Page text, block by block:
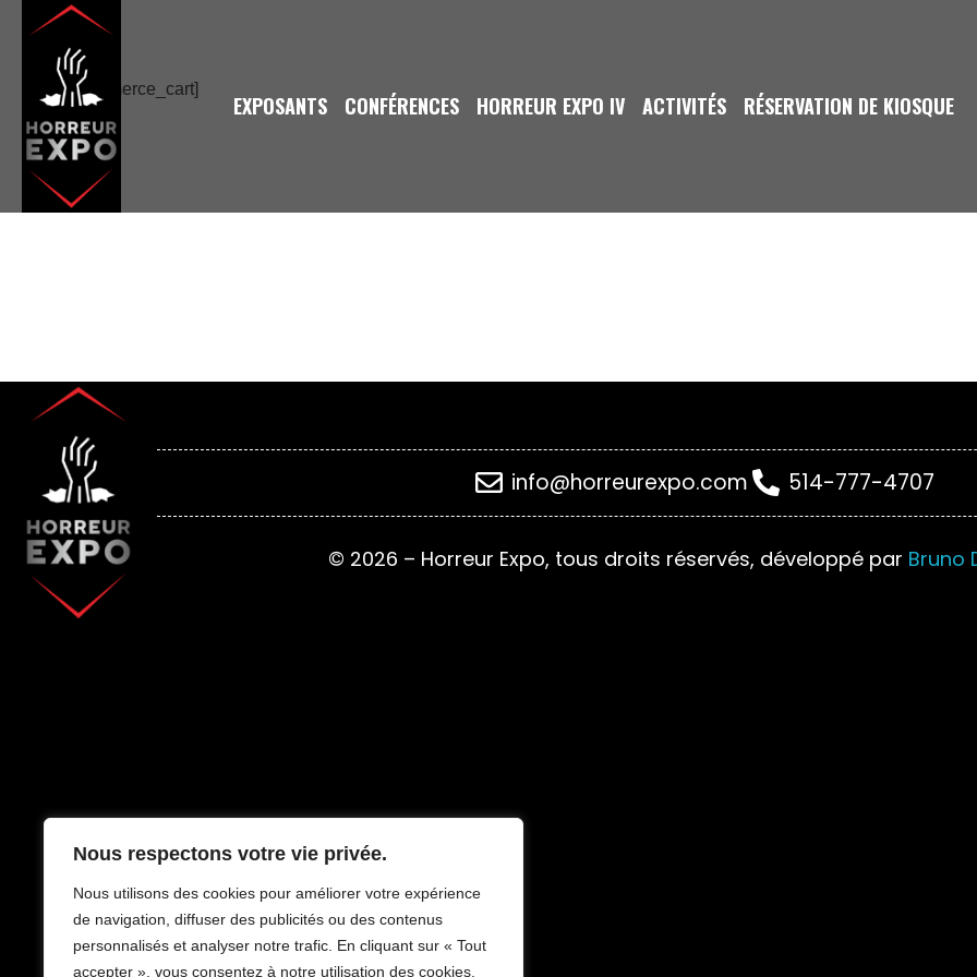
Nous respectons votre vie privée.
Nous utilisons des cookies pour améliorer votre expérience
de navigation, diffuser des publicités ou des contenus
personnalisés et analyser notre trafic. En cliquant sur « Tout
accepter », vous consentez à notre utilisation des cookies.
EXPOSANTS CONFÉRENCES HORREUR EXPO IV ACTIVITÉS RÉSERVATION DE KIOSQUE
[woocommerce_cart]
info@horreurexpo.com 514-777-4707
© 2026 – Horreur Expo, tous droits réservés, développé par Bruno